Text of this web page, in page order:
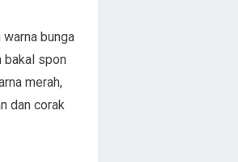
bunga
bakal spon
merah,
dan corak